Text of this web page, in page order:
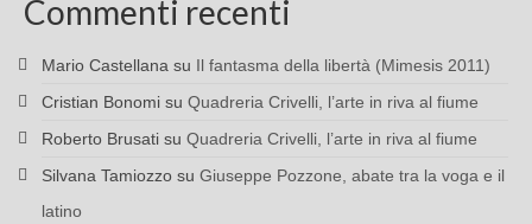
Commenti recenti
Mario Castellana su Il fantasma della libertà (Mimesis 2011)
Cristian Bonomi su Quadreria Crivelli, l’arte in riva al fiume
Roberto Brusati su Quadreria Crivelli, l’arte in riva al fiume
Silvana Tamiozzo su Giuseppe Pozzone, abate tra la voga e il
latino